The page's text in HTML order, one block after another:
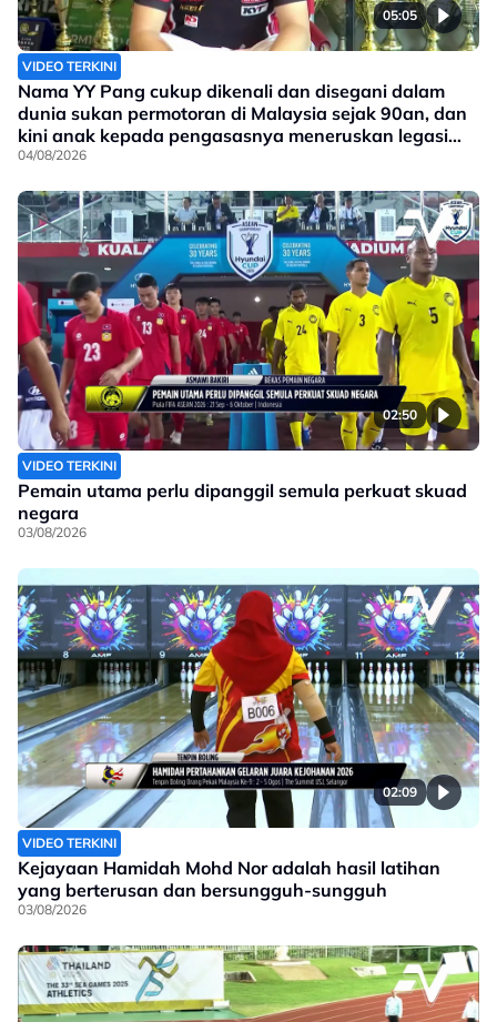
05:05
VIDEO TERKINI
Nama YY Pang cukup dikenali dan disegani dalam
dunia sukan permotoran di Malaysia sejak 90an, dan
kini anak kepada pengasasnya meneruskan legasi
yang telah ditinggalkan
04/08/2026
02:50
VIDEO TERKINI
Pemain utama perlu dipanggil semula perkuat skuad
negara
03/08/2026
02:09
VIDEO TERKINI
Kejayaan Hamidah Mohd Nor adalah hasil latihan
yang berterusan dan bersungguh-sungguh
03/08/2026